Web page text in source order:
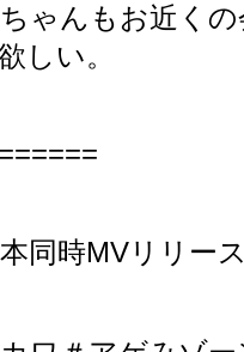
ゃんもお近く
しい。
同時MVリリー